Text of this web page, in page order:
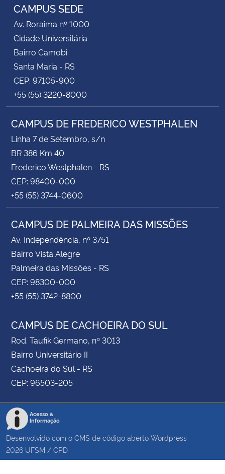
CAMPUS SEDE
Av. Roraima nº 1000
Cidade Universitária
Bairro Camobi
Santa Maria - RS
CEP: 97105-900
+55 (55) 3220-8000
CAMPUS DE FREDERICO WESTPHALEN
Linha 7 de Setembro, s/n
BR 386 Km 40
Frederico Westphalen - RS
CEP: 98400-000
+55 (55) 3744-0600
CAMPUS DE PALMEIRA DAS MISSÕES
Av. Independência, nº 3751
Bairro Vista Alegre
Palmeira das Missões - RS
CEP: 98300-000
+55 (55) 3742-8800
CAMPUS DE CACHOEIRA DO SUL
Rod. Taufik Germano, nº 3013
Bairro Universitário II
Cachoeira do Sul - RS
CEP: 96503-205
Acesso à
Informação
Desenvolvido com o CMS de código aberto Wordpress
2026 UFSM / CPD